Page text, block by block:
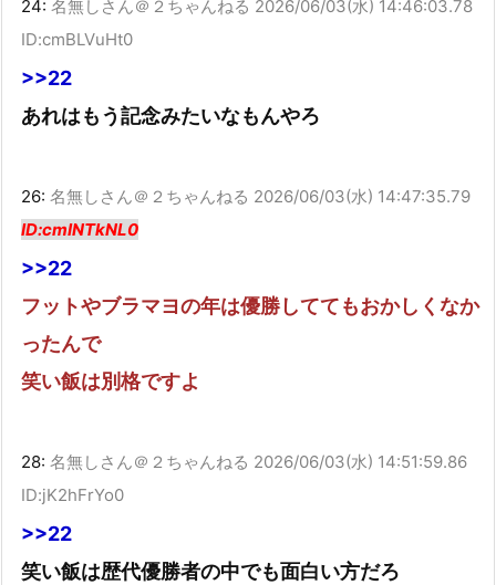
24: 名無しさん＠２ちゃんねる 2026/06/03(水) 14:46:03.78
ID:cmBLVuHt0
>>22
あれはもう記念みたいなもんやろ
26: 名無しさん＠２ちゃんねる 2026/06/03(水) 14:47:35.79
ID:cmINTkNL0
>>22
フットやブラマヨの年は優勝しててもおかしくなか
ったんで
笑い飯は別格ですよ
28: 名無しさん＠２ちゃんねる 2026/06/03(水) 14:51:59.86
ID:jK2hFrYo0
>>22
笑い飯は歴代優勝者の中でも面白い方だろ